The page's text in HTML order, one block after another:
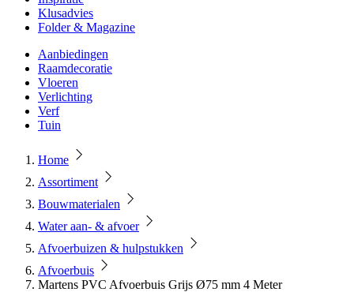
Klusadvies
Folder & Magazine
Aanbiedingen
Raamdecoratie
Vloeren
Verlichting
Verf
Tuin
Home
Assortiment
Bouwmaterialen
Water aan- & afvoer
Afvoerbuizen & hulpstukken
Afvoerbuis
Martens PVC Afvoerbuis Grijs Ø75 mm 4 Meter